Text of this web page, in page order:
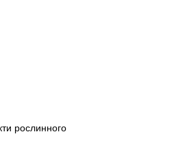
рослинного